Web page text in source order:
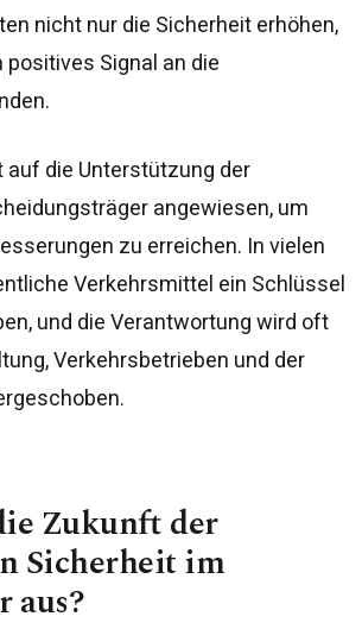
nicht nur die Sicherheit erhöhen,
positives Signal an die
auf die Unterstützung der
angewiesen, um
zu erreichen. In vielen
Verkehrsmittel ein Schlüssel
und die Verantwortung wird oft
Verkehrsbetrieben und der
Zukunft der
Sicherheit im
aus?